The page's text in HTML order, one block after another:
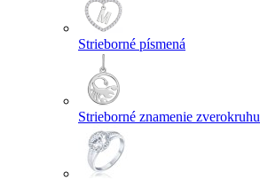
Strieborné písmená
Strieborné znamenie zverokruhu